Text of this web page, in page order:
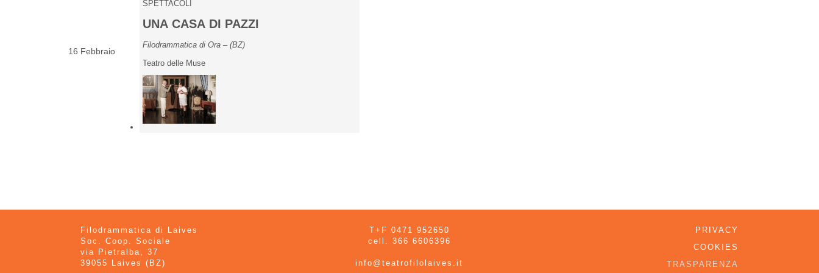
16 Febbraio
SPETTACOLI
UNA CASA DI PAZZI
Filodrammatica di Ora – (BZ)
Teatro delle Muse
Filodrammatica di Laives
Soc. Coop. Sociale
via Pietralba, 37
39055 Laives (BZ)
T+F 0471 952650
cell. 366 6606396
info@teatrofilolaives.it
PRIVACY
COOKIES
TRASPARENZA